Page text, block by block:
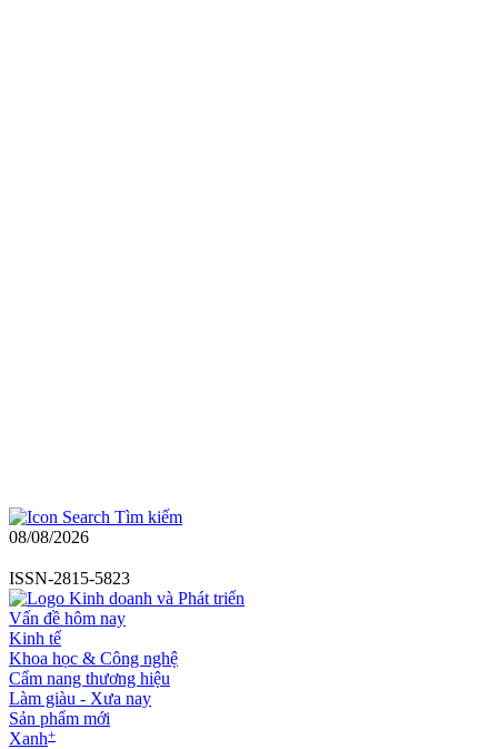
Tìm kiếm
08/08/2026
ISSN-2815-5823
Vấn đề hôm nay
Kinh tế
Khoa học & Công nghệ
Cẩm nang thương hiệu
Làm giàu - Xưa nay
Sản phẩm mới
Xanh+